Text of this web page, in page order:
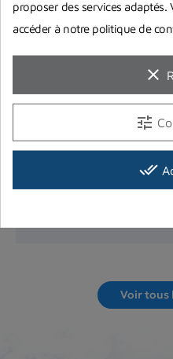
Choisir son
marine
Comment choisir sa
sous-marine ? Le vaste
marché peut rendre...
Voir tous
proposer des services adaptés.
accéder à notre politique de
clear
tune
done_all